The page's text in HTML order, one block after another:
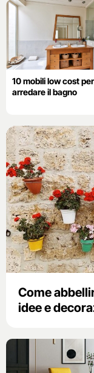
10 mobili low cost per
arredare il bagno
Come
idee e